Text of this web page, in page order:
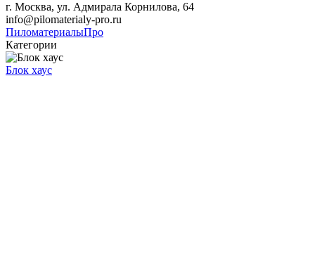
г. Москва, ул. Адмирала Корнилова, 64
info@pilomaterialy-pro.ru
ПиломатериалыПро
Категории
Блок хаус